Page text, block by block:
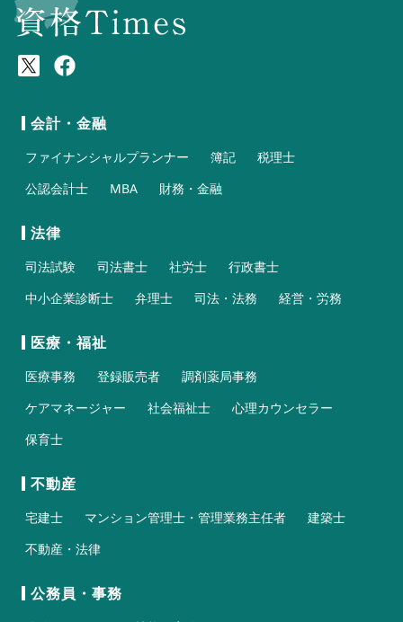
会計・金融
ファイナンシャルプランナー 簿記
税理士
公認会計士
MBA 財務・金融
法律
司法試験 司法書士 社労士
行政書士
中小企業診断士
弁理士 司法・法務 経営・労務
医療・福祉
医療事務 登録販売者
調剤薬局事務
ケアマネージャー
社会福祉士
心理カウンセラー
保育士
不動産
宅建士 マンション管理士・管理業務主任者
建築士
不動産・法律
公務員・事務